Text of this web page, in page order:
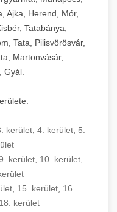
Ajka, Herend, Mór,
Tatabánya,
Tata, Pilisvörösvár,
Martonvásár,
Gyál.
kerület, 4. kerület, 5.
kerület, 10. kerület,
, 15. kerület, 16.
18. kerület